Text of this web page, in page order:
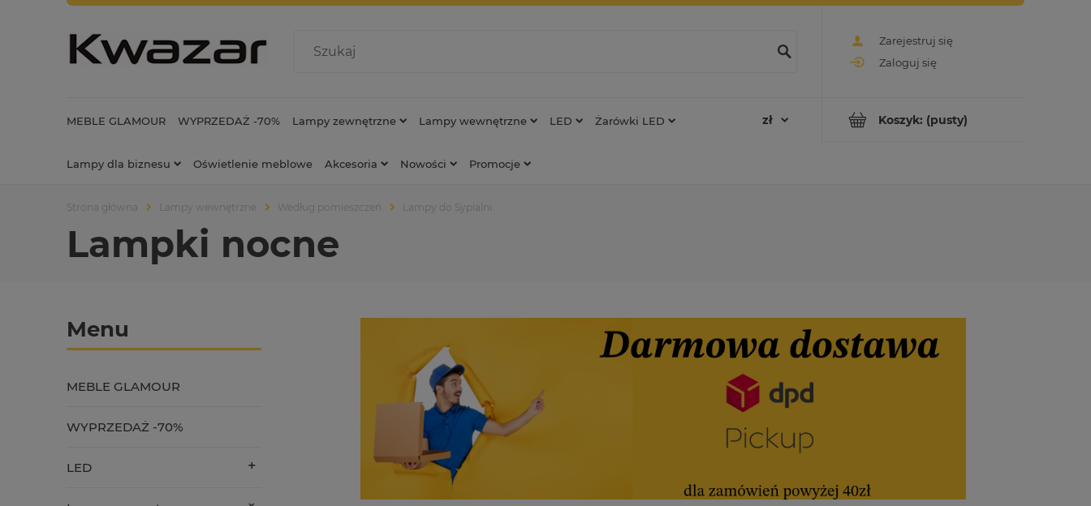
Zarejestruj się
Zaloguj się
Koszyk: (pusty)
MEBLE GLAMOUR WYPRZEDAŻ -70% Lampy zewnętrzne Lampy wewnętrzne LED Żarówki LED
Lampy dla biznesu Oświetlenie meblowe Akcesoria Nowości Promocje
Strona główna Lampy wewnętrzne Według pomieszczeń Lampy do Sypialni
Lampki nocne
Menu
MEBLE GLAMOUR
WYPRZEDAŻ -70%
LED